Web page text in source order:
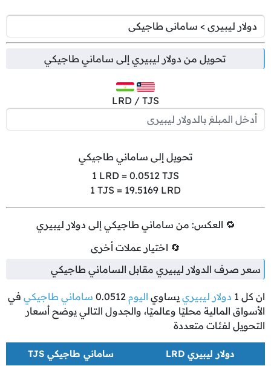
تحويل من دولار ليبيري إلى ساماني طاجيكي
LRD / TJS
تحويل إلى ساماني طاجيكي
1 LRD = 0.0512 TJS
1 TJS = 19.5169 LRD
🔁 العكس: من ساماني طاجيكي إلى دولار ليبيري
🔄 اختيار عملات أخرى
سعر صرف الدولار ليبيري مقابل الساماني طاجيكي
ان كل 1 دولار ليبيري يساوي اليوم 0.0512 ساماني طاجيكي في
الأسواق المالية محليًا وعالميًا، والجدول التالي يوضح أسعار
التحويل لفئات متعددة
دولار ليبيري LRD ساماني طاجيكي TJS